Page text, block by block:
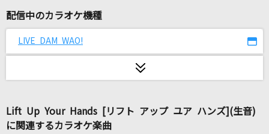
[生音]ハッピーエンド
back number
星街すいせい
ハレンチ
ちゃんみな
配信中のカラオケ機種
LIVE DAM WAO!
Lift Up Your Hands [リフト アップ ユア ハンズ](生音)
に関連するカラオケ楽曲